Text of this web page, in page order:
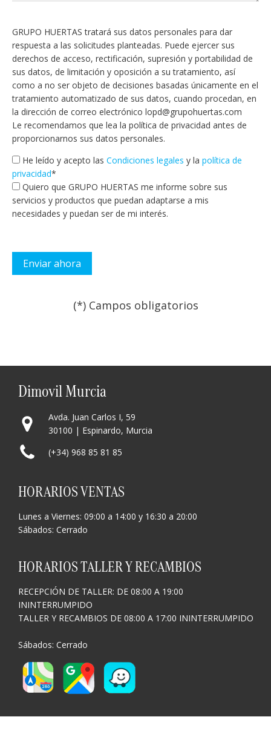
GRUPO HUERTAS tratará sus datos personales para dar
respuesta a las solicitudes planteadas. Puede ejercer sus
derechos de acceso, rectificación, supresión y portabilidad de
sus datos, de limitación y oposición a su tratamiento, así
como a no ser objeto de decisiones basadas únicamente en el
tratamiento automatizado de sus datos, cuando procedan, en
la dirección de correo electrónico lopd@grupohuertas.com
Le recomendamos que lea la política de privacidad antes de
proporcionarnos sus datos personales.
He leído y acepto las Condiciones legales y la política de
privacidad*
Quiero que GRUPO HUERTAS me informe sobre sus
servicios y productos que puedan adaptarse a mis
necesidades y puedan ser de mi interés.
(*) Campos obligatorios
Dimovil Murcia
Avda. Juan Carlos I, 59
30100 | Espinardo, Murcia
(+34) 968 85 81 85
HORARIOS VENTAS
Lunes a Viernes: 09:00 a 14:00 y 16:30 a 20:00
Sábados: Cerrado
HORARIOS TALLER Y RECAMBIOS
RECEPCIÓN DE TALLER: DE 08:00 A 19:00
ININTERRUMPIDO
TALLER Y RECAMBIOS DE 08:00 A 17:00 ININTERRUMPIDO
Sábados: Cerrado